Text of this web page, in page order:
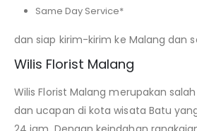
Same Day Service*
dan siap kirim-kirim ke Malang dan
Wilis Florist Malang
Wilis Florist Malang merupakan
dan ucapan di kota wisata Batu